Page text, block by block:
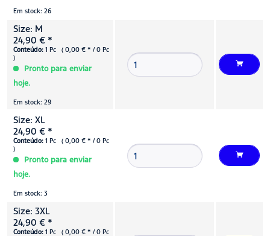
Em stock: 26
Size: M
24,90 € *
Conteúdo: 1 Pc ( 0,00 € * / 0 Pc
)
Pronto para enviar
hoje.
Em stock: 29
Size: XL
24,90 € *
Conteúdo: 1 Pc ( 0,00 € * / 0 Pc
)
Pronto para enviar
hoje.
Em stock: 3
Size: 3XL
24,90 € *
Conteúdo: 1 Pc ( 0,00 € * / 0 Pc